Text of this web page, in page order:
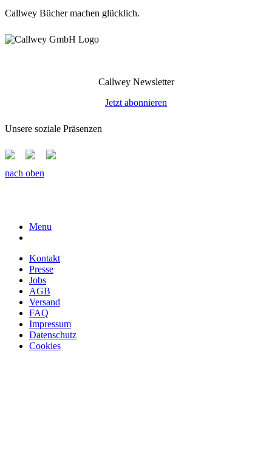
Callwey Bücher machen glücklich.
Callwey Newsletter
Jetzt abonnieren
Unsere soziale Präsenzen
nach oben
Menu
Kontakt
Presse
Jobs
AGB
Versand
FAQ
Impressum
Datenschutz
Cookies